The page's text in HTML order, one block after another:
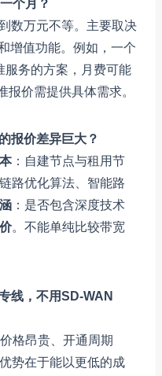
个月？
数万元不等。主要取决
增值功能。例如，一个
服务的方案，月费可能
价需提供具体需求。
报价差异巨大？
：自建节点与租用节
链路优化算法、智能路
：是否包含深度技术
。不能单纯比较带宽
线，不用SD-WAN
格昂贵、开通周期
势在于能以更低的成